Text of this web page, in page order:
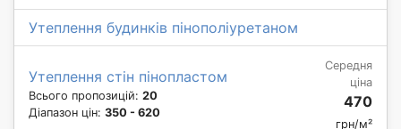
Утеплення будинків пінополіуретаном
Утеплення стін пінопластом
Всього пропозицій: 20
Діапазон цін: 350 - 620
Середня
ціна
470
грн/м²